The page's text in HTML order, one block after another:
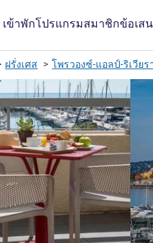
เข้าพักโปรแกรมสมาชิกข้อเส
ฝรั่งเศส โพรวองซ์-แอลป์-ริเวียร